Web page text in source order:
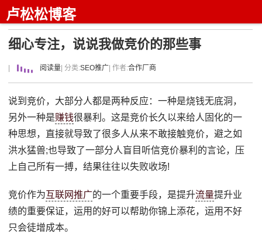
卢松松博客
细心专注，说说我做竞价的那些事
阅读量 | 分类:SEO推广 | 作者:合作厂商
说到竞价，大部分人都是两种反应：一种是烧钱无底洞，
另外一种是赚钱很暴利。这是竞价长久以来给人固化的一
种思想，直接就导致了很多人从来不敢接触竞价，避之如
洪水猛兽;也导致了一部分人盲目听信竞价暴利的言论，压
上自己所有一搏，结果往往以失败收场!
竞价作为互联网推广的一个重要手段，是提升流量提升业
绩的重要保证，运用的好可以帮助你锦上添花，运用不好
只会徒增成本。